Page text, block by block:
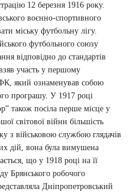
12 березня 1916 року.
воєнно-спортивного
міську футбольну лігу.
футбольного союзу
відповідно до стандартів
участь у першому
який ознаменував собою
програшу. У 1917 році
також посіла перше місце у
світової війни більшість
з військовою службою глядачів
дій, вона була вимушена
що у 1918 році на її
Брянського робочого
Дніпропетровський